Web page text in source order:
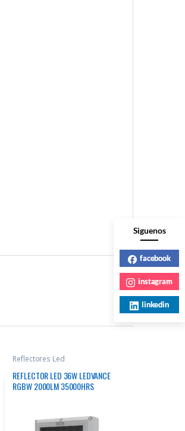
Reflectores Led
REFLECTOR LED 36W LEDVANCE
RGBW 2000LM 35000HRS
Siguenos
facebook
instagram
linkedin